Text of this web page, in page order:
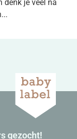
denk je veel na
gezocht!